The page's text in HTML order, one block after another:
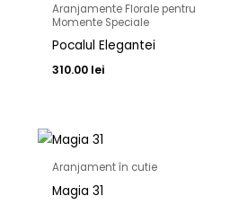
Aranjamente Florale pentru
Momente Speciale
Pocalul Elegantei
310.00 lei
Aranjament în cutie
Magia 31